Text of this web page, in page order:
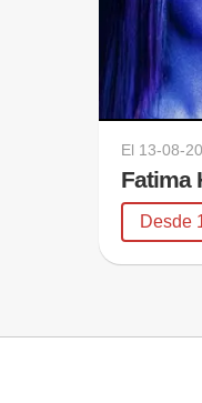
El 13-08-
Fatima
Desde